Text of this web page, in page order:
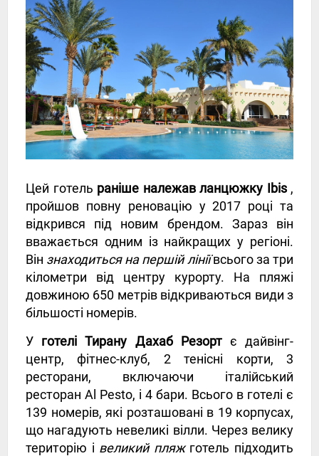
Цей готель раніше належав ланцюжку Ibis,
пройшов повну реновацію у 2017 році та
відкрився під новим брендом. Зараз він
вважається одним із найкращих у регіоні.
Він знаходиться на першій лініївсього за три
кілометри від центру курорту. На пляжі
довжиною 650 метрів відкриваються види з
більшості номерів.
У готелі Тирану Дахаб Резортє дайвінг-
центр, фітнес-клуб, 2 тенісні корти, 3
ресторани, включаючи італійський
ресторан Al Pesto, і 4 бари. Всього в готелі є
139 номерів, які розташовані в 19 корпусах,
що нагадують невеликі вілли. Через велику
територію і великий пляжготель підходить